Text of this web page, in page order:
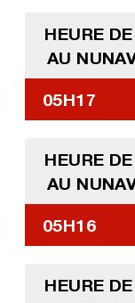
HEURE
AU
05H17
HEURE
AU
05H16
HEURE